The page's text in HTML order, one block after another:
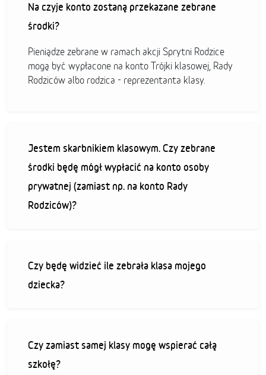
Na czyje konto zostaną przekazane zebrane
środki?
Pieniądze zebrane w ramach akcji Sprytni Rodzice
mogą być wypłacone na konto Trójki klasowej, Rady
Rodziców albo rodzica - reprezentanta klasy.
Jestem skarbnikiem klasowym. Czy zebrane
środki będę mógł wypłacić na konto osoby
prywatnej (zamiast np. na konto Rady
Rodziców)?
Czy będę widzieć ile zebrała klasa mojego
dziecka?
Czy zamiast samej klasy mogę wspierać całą
szkołę?